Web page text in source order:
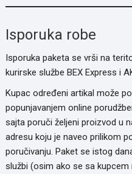
Isporuka robe
Isporuka paketa se vrši na
kurirske službe BEX Express i
Kupac određeni artikal može
popunjavanjem online
sajta poruči željeni proizvod u
adresu koju je naveo prilikom
poručivanju. Paket se istog
službi (osim ako se sa